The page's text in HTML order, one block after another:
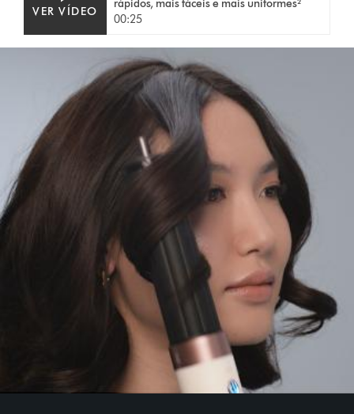
transcrição
vídeo
VER VÍDEO
rápidos, mais fáceis e mais uniformes²
00:25